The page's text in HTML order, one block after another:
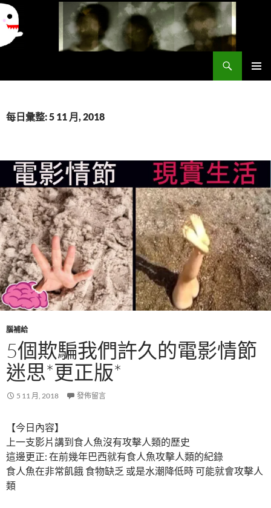
要
每日彙整: 5 11 月, 2018
腦補給
5個欺騙我們許久的電影情節
迷思*更正版*
5 11 月, 2018 發佈留言
【今日內容】
上一支影片講到食人魚沒有攻擊人類的歷史
這邊更正: 在前幾年巴西就有食人魚攻擊人類的紀錄
食人魚在非常飢餓 食物缺乏 或是水潮降低時 可能就會攻擊人
類